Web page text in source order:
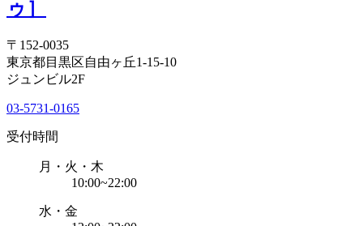
〒152-0035
東京都目黒区自由ヶ丘1-15-10
ジュンビル2F
03-5731-0165
受付時間
月・火・木
10:00~22:00
水・金